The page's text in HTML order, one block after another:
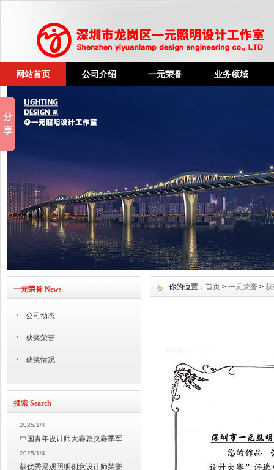
网站首页 公司介绍 一元荣誉 业务领域
一元荣誉 News
公司动态
获奖荣誉
获奖情况
搜索 Search
2025/1/4
中国青年设计师大赛总决赛季军
2025/1/4
获优秀景观照明创意设计师荣誉
你的位置： 首页 > 一元荣誉 >